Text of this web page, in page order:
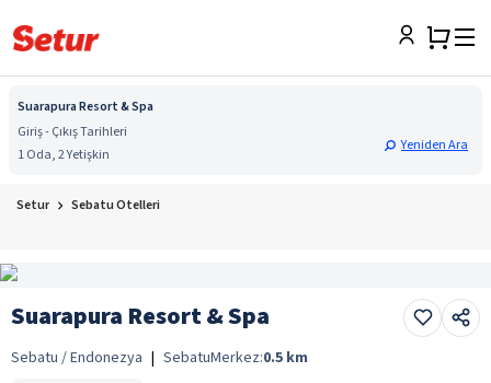
Suarapura Resort & Spa
Giriş - Çıkış Tarihleri
1 Oda, 2 Yetişkin
Yeniden Ara
Setur Sebatu Otelleri
Suarapura Resort & Spa
Sebatu / Endonezya | SebatuMerkez:0.5 km